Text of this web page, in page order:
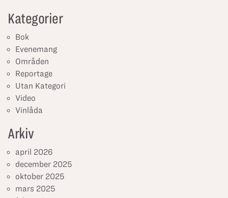
Kategorier
Bok
Evenemang
Områden
Reportage
Utan Kategori
Video
Vinlåda
Arkiv
april 2026
december 2025
oktober 2025
mars 2025